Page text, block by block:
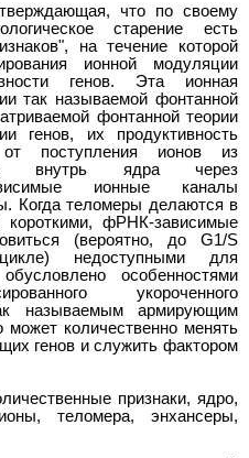
что по своему
старение есть
на течение которой
ионной модуляции
генов. Эта ионная
так называемой фонтанной
фонтанной теории
генов, их продуктивность
поступления ионов из
внутрь ядра через
ионные каналы
Когда теломеры делаются в
фРНК-зависимые
(вероятно, до G1/S
недоступными для
особенностями
укороченного
называемым армирующим
количественно менять
генов и служить фактором
признаки, ядро,
теломера, энхансеры,